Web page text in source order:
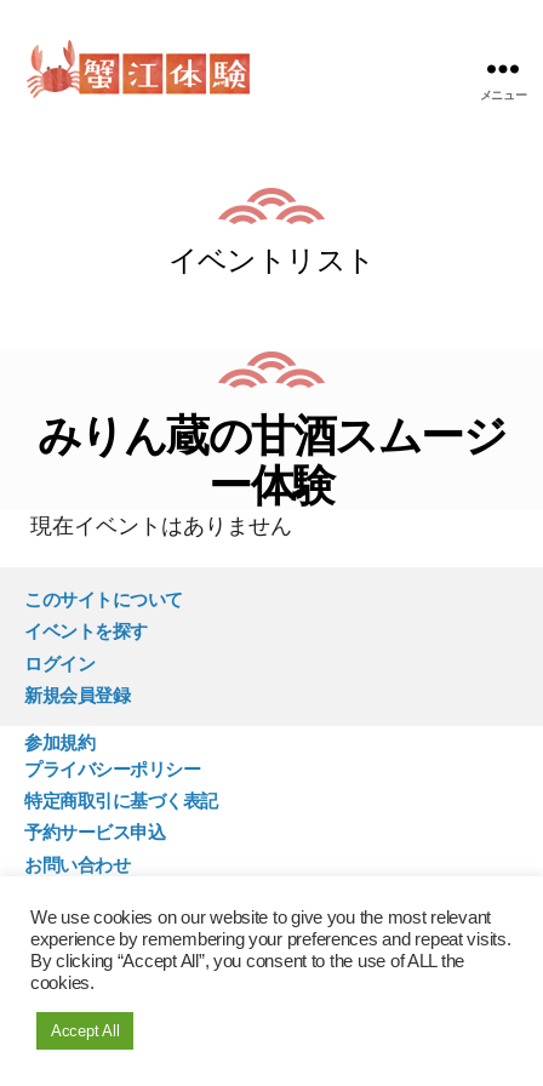
メニュー
イベントリスト
みりん蔵の甘酒スムージ
ー体験
現在イベントはありません
このサイトについて
イベントを探す
ログイン
新規会員登録
参加規約
プライバシーポリシー
特定商取引に基づく表記
予約サービス申込
お問い合わせ
We use cookies on our website to give you the most relevant
experience by remembering your preferences and repeat visits.
By clicking “Accept All”, you consent to the use of ALL the
cookies.
Accept All